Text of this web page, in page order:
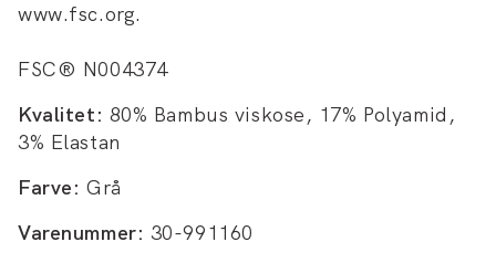
www.fsc.org.
FSC® N004374
Kvalitet: 80% Bambus viskose, 17% Polyamid,
3% Elastan
Farve: Grå
Varenummer: 30-991160